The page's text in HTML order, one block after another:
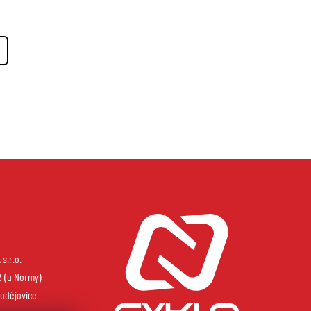
s.r.o.
(u Normy)